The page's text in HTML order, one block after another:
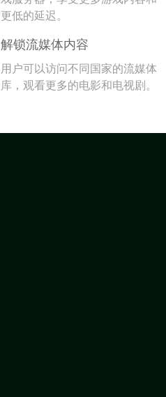
更低的延迟。
解锁流媒体内容
用户可以访问不同国家的流媒体
库，观看更多的电影和电视剧。